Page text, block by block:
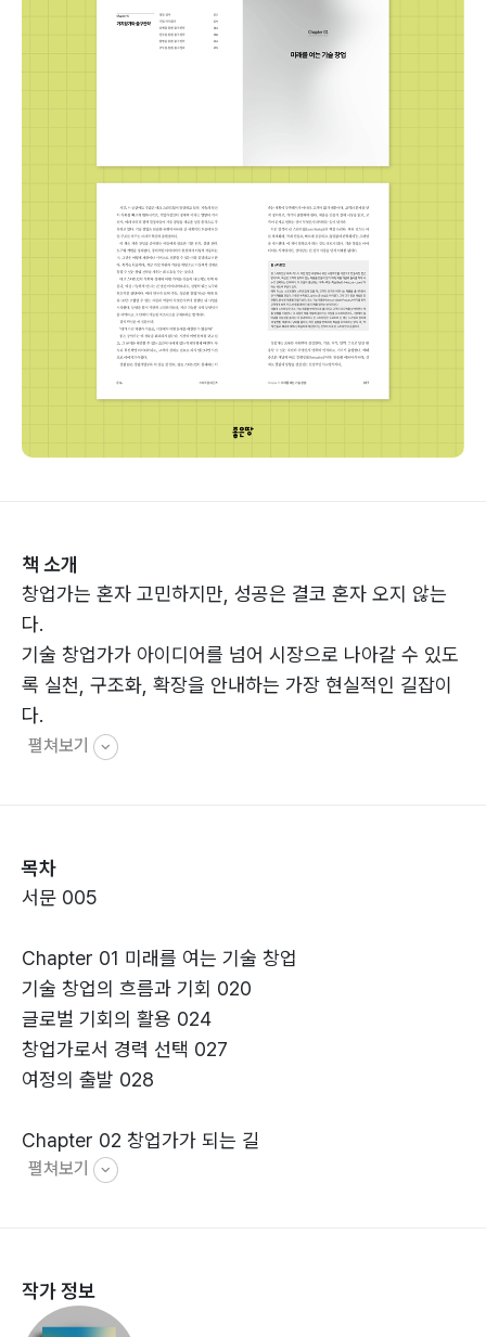
책 소개
창업가는 혼자 고민하지만, 성공은 결코 혼자 오지 않는
다.
기술 창업가가 아이디어를 넘어 시장으로 나아갈 수 있도
록 실천, 구조화, 확장을 안내하는 가장 현실적인 길잡이
다.
펼쳐보기
목차
서문 005
Chapter 01 미래를 여는 기술 창업
기술 창업의 흐름과 기회 020
글로벌 기회의 활용 024
창업가로서 경력 선택 027
여정의 출발 028
Chapter 02 창업가가 되는 길
창업가의 인내 037
액셀러레이팅을 통한 기업가적 정체성 강화 059
펼쳐보기
작가 정보